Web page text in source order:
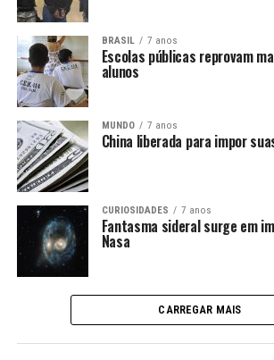
BRASIL 7 anos
Escolas públicas reprovam
alunos
MUNDO 7 anos
China liberada para impor
CURIOSIDADES 7 anos
Fantasma sideral surge em
Nasa
CARREGAR MAIS